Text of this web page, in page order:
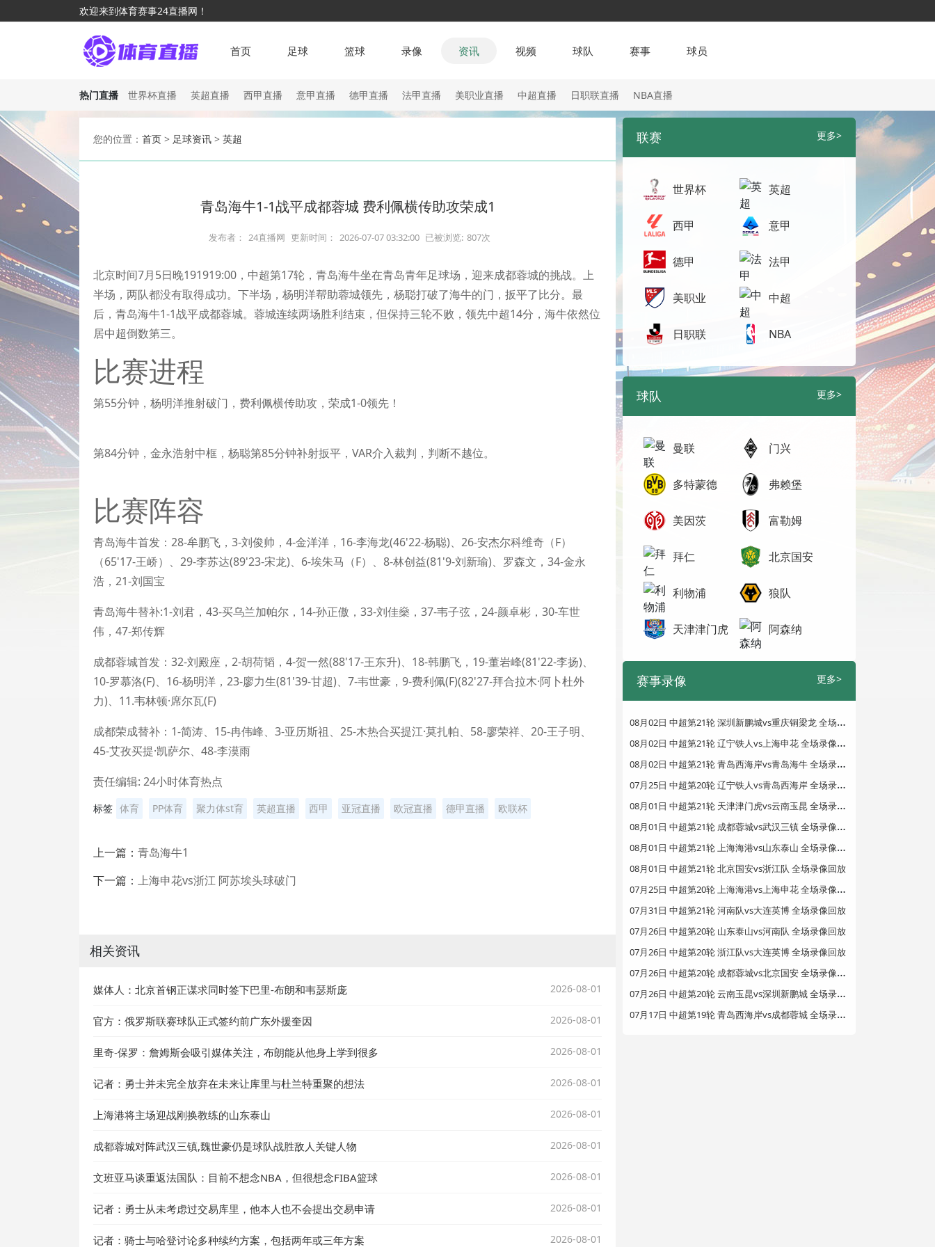
欢迎来到体育赛事24直播网！
首页 足球 篮球 录像 资讯 视频 球队 赛事 球员
热门直播 世界杯直播 英超直播 西甲直播 意甲直播 德甲直播 法甲直播 美职业直播 中超直播 日职联直播 NBA直播
您的位置： 首页 > 足球资讯 > 英超
青岛海牛1-1战平成都蓉城 费利佩横传助攻荣成1
发布者： 24直播网 更新时间： 2026-07-07 03:32:00 已被浏览: 807次
北京时间7月5日晚191919:00，中超第17轮，青岛海牛坐在青岛青年足球场，迎来成都蓉城的挑战。上
半场，两队都没有取得成功。下半场，杨明洋帮助蓉城领先，杨聪打破了海牛的门，扳平了比分。最
后，青岛海牛1-1战平成都蓉城。蓉城连续两场胜利结束，但保持三轮不败，领先中超14分，海牛依然位
居中超倒数第三。
比赛进程
第55分钟，杨明洋推射破门，费利佩横传助攻，荣成1-0领先！
第84分钟，金永浩射中框，杨聪第85分钟补射扳平，VAR介入裁判，判断不越位。
比赛阵容
青岛海牛首发：28-牟鹏飞，3-刘俊帅，4-金洋洋，16-李海龙(46'22-杨聪)、26-安杰尔科维奇（F）
（65'17-王峤）、29-李苏达(89'23-宋龙)、6-埃朱马（F）、8-林创益(81'9-刘新瑜)、罗森文，34-金永
浩，21-刘国宝
青岛海牛替补:1-刘君，43-买乌兰加帕尔，14-孙正傲，33-刘佳燊，37-韦子弦，24-颜卓彬，30-车世
伟，47-郑传辉
成都蓉城首发：32-刘殿座，2-胡荷韬，4-贺一然(88'17-王东升)、18-韩鹏飞，19-董岩峰(81'22-李扬)、
10-罗慕洛(F)、16-杨明洋，23-廖力生(81'39-甘超)、7-韦世豪，9-费利佩(F)(82'27-拜合拉木·阿卜杜外
力)、11.韦林顿·席尔瓦(F)
成都荣成替补：1-简涛、15-冉伟峰、3-亚历斯祖、25-木热合买提江·莫扎帕、58-廖荣祥、20-王子明、
45-艾孜买提·凯萨尔、48-李漠雨
责任编辑: 24小时体育热点
标签 体育 PP体育 聚力体st育 英超直播 西甲 亚冠直播 欧冠直播 德甲直播 欧联杯
上一篇： 青岛海牛1
下一篇： 上海申花vs浙江 阿苏埃头球破门
相关资讯
媒体人：北京首钢正谋求同时签下巴里-布朗和韦瑟斯庞 2026-08-01
官方：俄罗斯联赛球队正式签约前广东外援奎因 2026-08-01
里奇-保罗：詹姆斯会吸引媒体关注，布朗能从他身上学到很多 2026-08-01
记者：勇士并未完全放弃在未来让库里与杜兰特重聚的想法 2026-08-01
上海港将主场迎战刚换教练的山东泰山 2026-08-01
成都蓉城对阵武汉三镇,魏世豪仍是球队战胜敌人关键人物 2026-08-01
文班亚马谈重返法国队：目前不想念NBA，但很想念FIBA篮球 2026-08-01
记者：勇士从未考虑过交易库里，他本人也不会提出交易申请 2026-08-01
记者：骑士与哈登讨论多种续约方案，包括两年或三年方案 2026-08-01
联赛 更多>
世界杯 英超
西甲 意甲
德甲 法甲
美职业 中超
日职联 NBA
球队 更多>
曼联 门兴
多特蒙德 弗赖堡
美因茨 富勒姆
拜仁 北京国安
利物浦 狼队
天津津门虎 阿森纳
赛事录像 更多>
0
8月02日 中超第21轮 深圳新鹏城vs重庆铜梁龙 全场录像回放
0
8月02日 中超第21轮 辽宁铁人vs上海申花 全场录像回放
0
8月02日 中超第21轮 青岛西海岸vs青岛海牛 全场录像回放
0
7月25日 中超第20轮 辽宁铁人vs青岛西海岸 全场录像回放
0
8月01日 中超第21轮 天津津门虎vs云南玉昆 全场录像回放
0
8月01日 中超第21轮 成都蓉城vs武汉三镇 全场录像回放
0
8月01日 中超第21轮 上海海港vs山东泰山 全场录像回放
08月01日 中超第21轮 北京国安vs浙江队 全场录像回放
0
7月25日 中超第20轮 上海海港vs上海申花 全场录像回放
07月31日 中超第21轮 河南队vs大连英博 全场录像回放
07月26日 中超第20轮 山东泰山vs河南队 全场录像回放
07月26日 中超第20轮 浙江队vs大连英博 全场录像回放
0
7月26日 中超第20轮 成都蓉城vs北京国安 全场录像回放
0
7月26日 中超第20轮 云南玉昆vs深圳新鹏城 全场录像回放
0
7月17日 中超第19轮 青岛西海岸vs成都蓉城 全场录像回放